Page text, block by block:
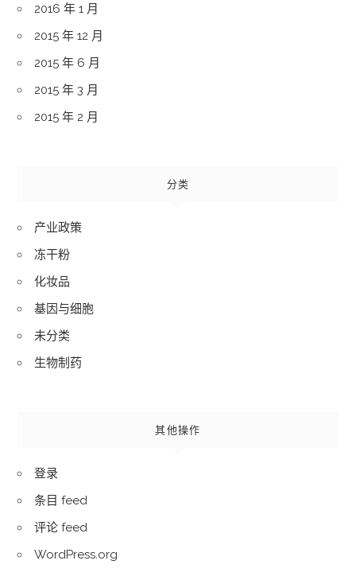
2016 年 1 月
2015 年 12 月
2015 年 6 月
2015 年 3 月
2015 年 2 月
分类
产业政策
冻干粉
化妆品
基因与细胞
未分类
生物制药
其他操作
登录
条目 feed
评论 feed
WordPress.org